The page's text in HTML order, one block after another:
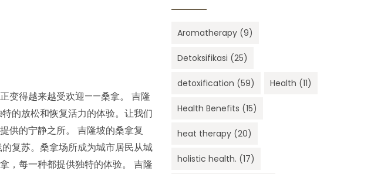
变得越来越受欢迎——桑拿。 吉隆
的放松和恢复活力的体验。让我们
供的宁静之所。 吉隆坡的桑拿复
复苏。桑拿场所成为城市居民从城
，每一种都提供独特的体验。 吉隆
Aromatherapy (9)
Detoksifikasi (25)
detoxification (59) Health (11)
Health Benefits (15)
heat therapy (20)
holistic health. (17)